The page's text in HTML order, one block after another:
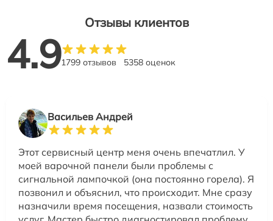
Отзывы клиентов
4.91799 отзывов 5358 оценок
Васильев Андрей
Этот сервисный центр меня очень впечатлил. У
моей варочной панели были проблемы с
сигнальной лампочкой (она постоянно горела). Я
позвонил и объяснил, что происходит. Мне сразу
назначили время посещения, назвали стоимость